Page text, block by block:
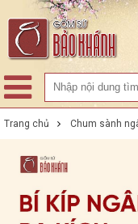
Trang chủ Chum sành